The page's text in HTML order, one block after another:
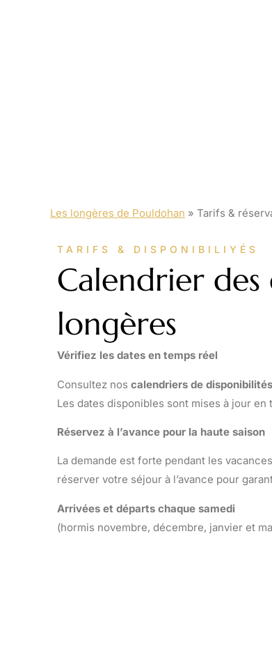
Les longères de Pouldohan » Tarifs &
TARIFS & DISPONIBILIYÉS
Calendrier
longères
Vérifiez les dates en temps réel
Consultez nos calendriers de
Les dates disponibles sont mises à jour en
Réservez à l’avance pour la haute saison
La demande est forte pendant les
réserver votre séjour à l’avance pour
Arrivées et départs chaque samedi
(hormis novembre, décembre, janvier et